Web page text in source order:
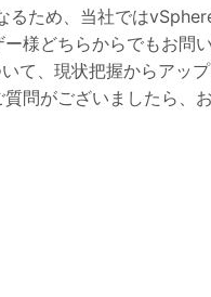
ため、当社では
様どちらからでもお問
て、現状把握からアッ
問がございましたら、